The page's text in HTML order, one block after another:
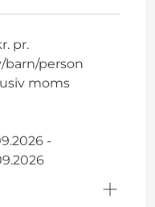
pr.
barn/person
moms
-